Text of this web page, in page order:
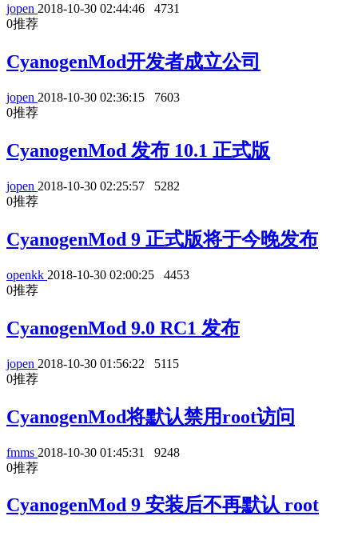
jopen 2018-10-30 02:44:46
4731
0推荐
CyanogenMod开发者成立公司
jopen 2018-10-30 02:36:15
7603
0推荐
CyanogenMod 发布 10.1 正式版
jopen 2018-10-30 02:25:57
5282
0推荐
CyanogenMod 9 正式版将于今晚发布
openkk 2018-10-30 02:00:25
4453
0推荐
CyanogenMod 9.0 RC1 发布
jopen 2018-10-30 01:56:22
5115
0推荐
CyanogenMod将默认禁用root访问
fmms 2018-10-30 01:45:31
9248
0推荐
CyanogenMod 9 安装后不再默认 root